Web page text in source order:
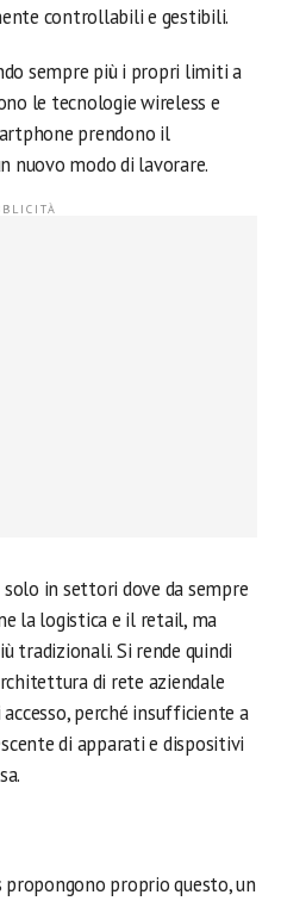
controllabili e gestibili.
sempre più i propri limiti a
le tecnologie wireless e
prendono il
nuovo modo di lavorare.
in settori dove da sempre
la logistica e il retail, ma
tradizionali. Si rende quindi
di rete aziendale
perché insufficiente a
di apparati e dispositivi
proprio questo, un